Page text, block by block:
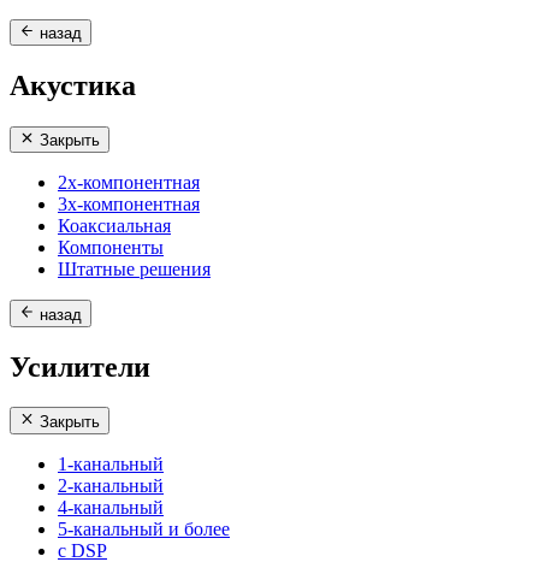
назад
Акустика
Закрыть
2х-компонентная
3х-компонентная
Коаксиальная
Компоненты
Штатные решения
назад
Усилители
Закрыть
1-канальный
2-канальный
4-канальный
5-канальный и более
с DSP